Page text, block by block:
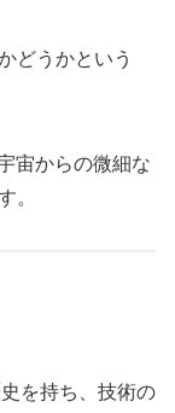
どうかという
宙からの微細な
。
を持ち、技術の